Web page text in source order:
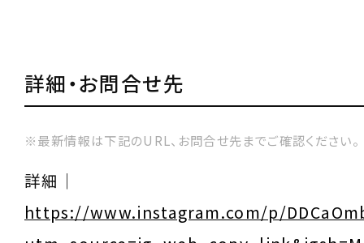
詳細・お問合せ先
※最新情報は下記のURL、お問合せ先までご確認ください。
詳細｜
https://www.instagram.com/p/